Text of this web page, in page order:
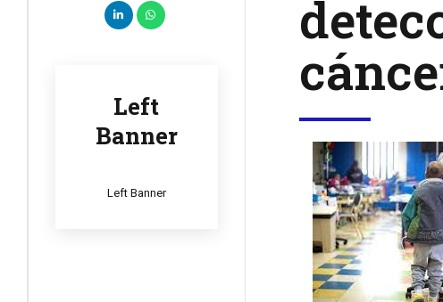
Left
Banner
Left Banner